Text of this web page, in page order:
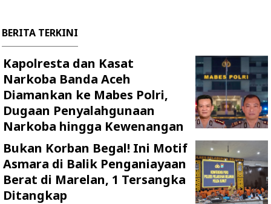
BERITA TERKINI
Kapolresta dan Kasat
Narkoba Banda Aceh
Diamankan ke Mabes Polri,
Dugaan Penyalahgunaan
Narkoba hingga Kewenangan
Bukan Korban Begal! Ini Motif
Asmara di Balik Penganiayaan
Berat di Marelan, 1 Tersangka
Ditangkap